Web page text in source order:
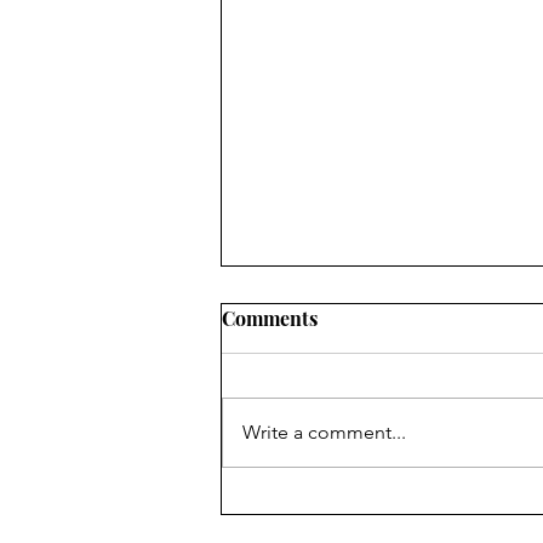
Comments
Write a comment...